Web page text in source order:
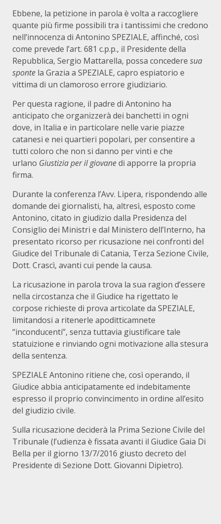
Ebbene, la petizione in parola è volta a raccogliere
quante più firme possibili tra i tantissimi che credono
nell’innocenza di Antonino SPEZIALE, affinché, così
come prevede l’art. 681 c.p.p., il Presidente della
Repubblica, Sergio Mattarella, possa concedere sua
sponte la Grazia a SPEZIALE, capro espiatorio e
vittima di un clamoroso errore giudiziario.
Per questa ragione, il padre di Antonino ha
anticipato che organizzerà dei banchetti in ogni
dove, in Italia e in particolare nelle varie piazze
catanesi e nei quartieri popolari, per consentire a
tutti coloro che non si danno per vinti e che
urlano Giustizia per il giovanedi apporre la propria
firma.
Durante la conferenza l’Avv. Lipera, rispondendo alle
domande dei giornalisti, ha, altresì, esposto come
Antonino, citato in giudizio dalla Presidenza del
Consiglio dei Ministri e dal Ministero dell’Interno, ha
presentato ricorso per ricusazione nei confronti del
Giudice del Tribunale di Catania, Terza Sezione Civile,
Dott. Crascì, avanti cui pende la causa.
La ricusazione in parola trova la sua ragion d’essere
nella circostanza che il Giudice ha rigettato le
corpose richieste di prova articolate da SPEZIALE,
limitandosi a ritenerle apoditticamnete
“inconducenti”, senza tuttavia giustificare tale
statuizione e rinviando ogni motivazione alla stesura
della sentenza.
SPEZIALE Antonino ritiene che, così operando, il
Giudice abbia anticipatamente ed indebitamente
espresso il proprio convincimento in ordine all’esito
del giudizio civile.
Sulla ricusazione deciderà la Prima Sezione Civile del
Tribunale (l’udienza è fissata avanti il Giudice Gaia Di
Bella per il giorno 13/7/2016 giusto decreto del
Presidente di Sezione Dott. Giovanni Dipietro).